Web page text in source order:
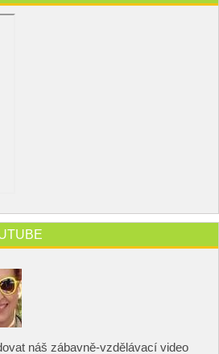
náš zábavně-vzdělávací video